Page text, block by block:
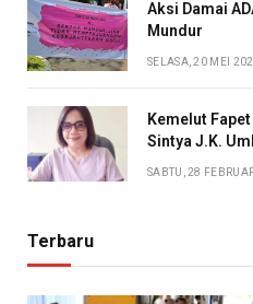
Aksi Damai
Mundur
SELASA, 20 MEI
Kemelut Fapet
Sintya J.K.
SABTU, 28
Terbaru